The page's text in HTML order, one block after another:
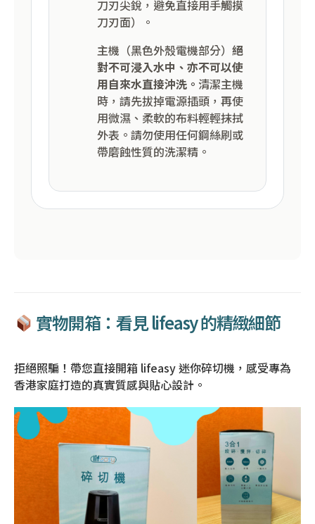
刀刃尖銳，避免直接用手觸摸
刀刃面）。
主機（黑色外殼電機部分） 絕
對不可浸入水中、亦不可以使
用自來水直接沖洗。 清潔主機
時，請先拔掉電源插頭，再使
用微濕、柔軟的布料輕輕抹拭
外表。請勿使用任何鋼絲刷或
帶磨蝕性質的洗潔精。
實物開箱：看見 lifeasy 的精緻細節
拒絕照騙！帶您直接開箱 lifeasy 迷你碎切機，感受專為
香港家庭打造的真實質感與貼心設計。